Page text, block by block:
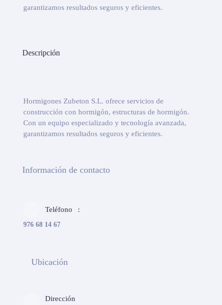
garantizamos resultados seguros y eficientes.
Descripción
Hormigones Zubeton S.L. ofrece servicios de
construcción con hormigón, estructuras de hormigón.
Con un equipo especializado y tecnología avanzada,
garantizamos resultados seguros y eficientes.
Información de contacto
Teléfono
976 68 14 67
Ubicación
Dirección